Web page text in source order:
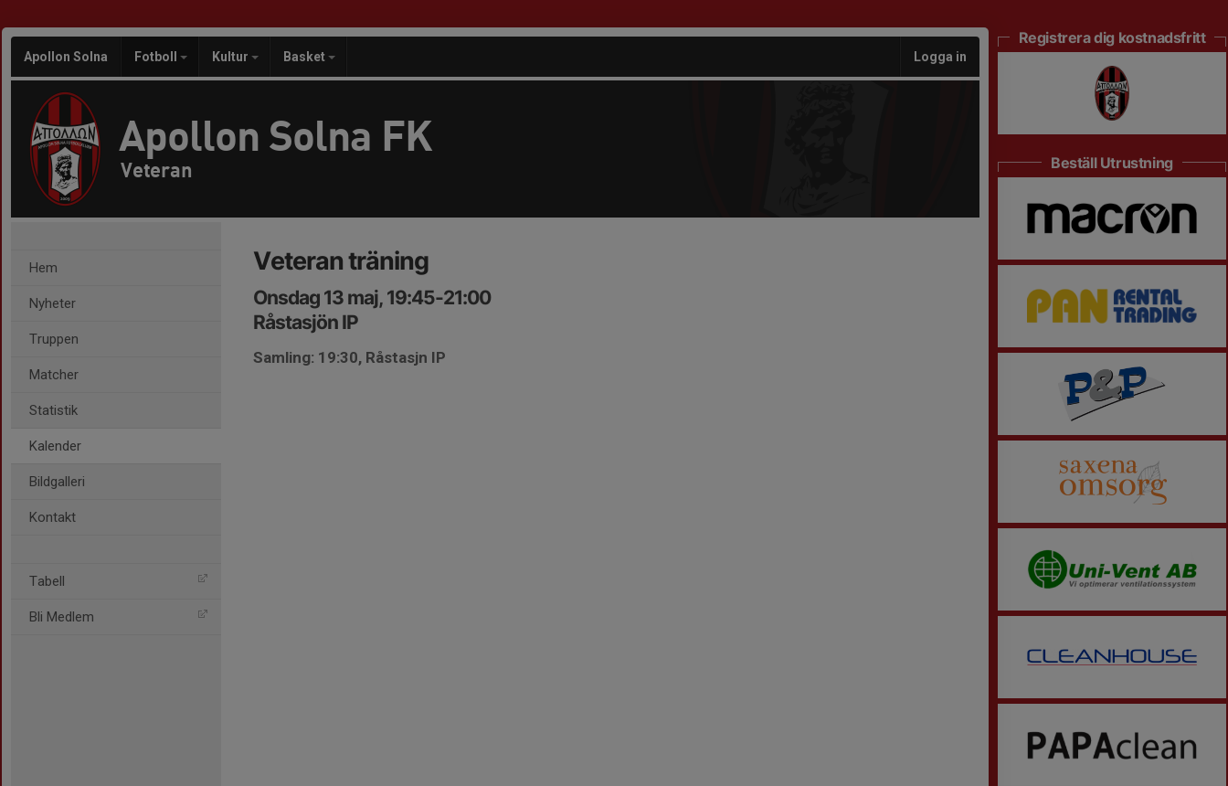
Apollon Solna Fotboll Kultur Basket Logga in
Apollon Solna FK
Veteran
Hem
Nyheter
Truppen
Matcher
Statistik
Kalender
Bildgalleri
Kontakt
Tabell
Bli Medlem
Veteran träning
Onsdag 13 maj, 19:45-21:00
Råstasjön IP
Samling: 19:30, Råstasjn IP
Registrera dig kostnadsfritt
Beställ Utrustning